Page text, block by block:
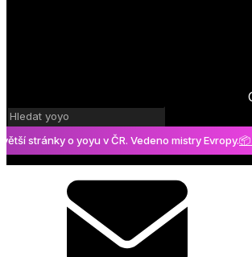
stránky o yoyu v ČR. Vedeno mistry Evropy.📦 Při